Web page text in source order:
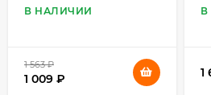
В НАЛИЧИИ
1 563₽
1 009 ₽
В
1